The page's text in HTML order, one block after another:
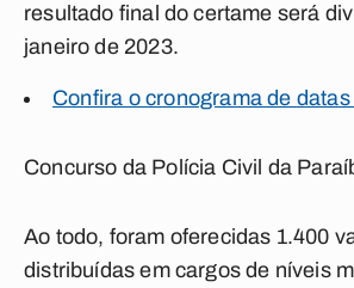
resultado final do certame será
janeiro de 2023.
Confira o cronograma de
Concurso da Polícia Civil da
Ao todo, foram oferecidas 1.400
distribuídas em cargos de níveis